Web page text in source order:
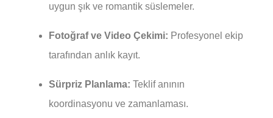
uygun şık ve romantik süslemeler.
Fotoğraf ve Video Çekimi: Profesyonel ekip
tarafından anlık kayıt.
Sürpriz Planlama: Teklif anının
koordinasyonu ve zamanlaması.